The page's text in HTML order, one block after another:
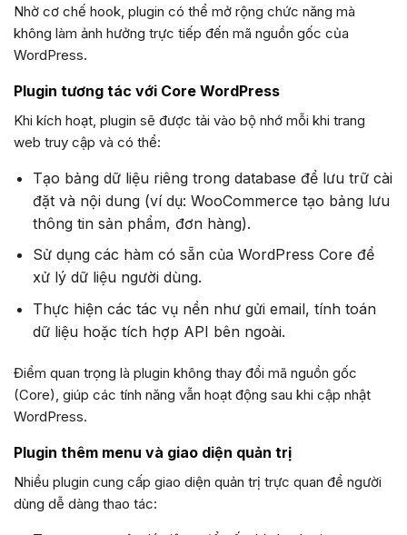
Nhờ cơ chế hook, plugin có thể mở rộng chức năng mà
không làm ảnh hưởng trực tiếp đến mã nguồn gốc của
WordPress.
Plugin tương tác với Core WordPress
Khi kích hoạt, plugin sẽ được tải vào bộ nhớ mỗi khi trang
web truy cập và có thể:
Tạo bảng dữ liệu riêng trong database để lưu trữ cài
đặt và nội dung (ví dụ: WooCommerce tạo bảng lưu
thông tin sản phẩm, đơn hàng).
Sử dụng các hàm có sẵn của WordPress Core để
xử lý dữ liệu người dùng.
Thực hiện các tác vụ nền như gửi email, tính toán
dữ liệu hoặc tích hợp API bên ngoài.
Điểm quan trọng là plugin không thay đổi mã nguồn gốc
(Core), giúp các tính năng vẫn hoạt động sau khi cập nhật
WordPress.
Plugin thêm menu và giao diện quản trị
Nhiều plugin cung cấp giao diện quản trị trực quan để người
dùng dễ dàng thao tác: